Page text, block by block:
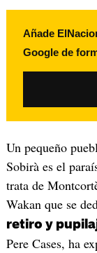
Añade
Google de
Un pequeño
Sobirà es el
trata de
Wakan que se
retiro y
Pere Cases, ha